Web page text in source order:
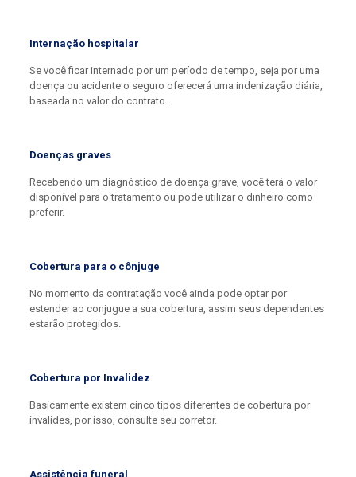
Internação hospitalar
Se você ficar internado por um período de tempo, seja por uma
doença ou acidente o seguro oferecerá uma indenização diária,
baseada no valor do contrato.
Doenças graves
Recebendo um diagnóstico de doença grave, você terá o valor
disponível para o tratamento ou pode utilizar o dinheiro como
preferir.
Cobertura para o cônjuge
No momento da contratação você ainda pode optar por
estender ao conjugue a sua cobertura, assim seus dependentes
estarão protegidos.
Cobertura por Invalidez
Basicamente existem cinco tipos diferentes de cobertura por
invalides, por isso, consulte seu corretor.
Assistência funeral